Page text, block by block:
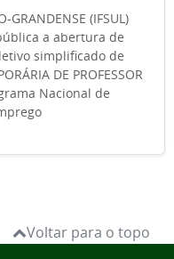
GRANDENSE (IFSUL)
a abertura de
simplificado de
DE PROFESSOR
Nacional de
Voltar para o topo